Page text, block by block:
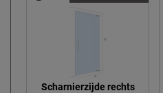
Scharnierzijde rechts